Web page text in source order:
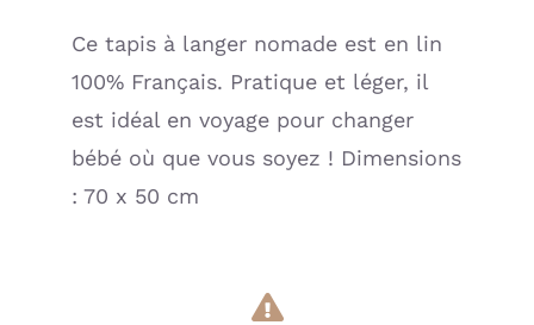
Ce tapis à langer nomade est en lin
100% Français. Pratique et léger, il
est idéal en voyage pour changer
bébé où que vous soyez ! Dimensions
: 70 x 50 cm